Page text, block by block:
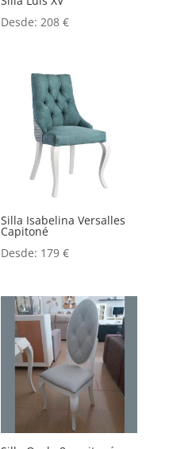
Desde:208€
Silla Isabelina Versalles
Capitoné
Desde: 179€